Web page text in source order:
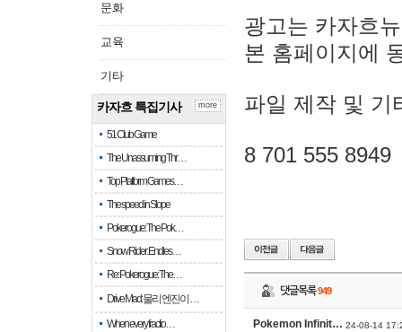
문화
교육
기타
카자흐 특집기사
51 Club Game
The Unassuming Thr…
Top Platform Games…
The speed in Slope
Pokerogue: The Pok…
Snow Rider: Endles…
Re: Pokerogue: The…
Drive Mad: 물리 엔진이 …
When every fractio…
more
광고는 카자흐
본 홈페이지에
파일 제작 및 기
8 701 555 8949
댓글목록949
Pokemon Infinit… 24-08-14